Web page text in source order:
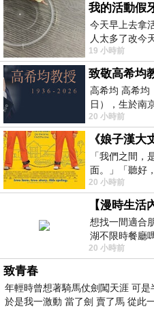
我的活動假
今天早上去拿
人太多了改今
去西螺農會~回
19 小時前
致敬高希均
高希均 高希
日），生於南
赴美深造並取
20 小時前
「我們之間，
面。」「聽好
楚這種感覺，
20 小時前
想找一間適合
湖不限時餐廳
內湖店，從捷
20 小時前
致青春
年輕時曾想著騎馬仗劍闖天涯 可
於是我一激動 當了劍 賣了馬 從此